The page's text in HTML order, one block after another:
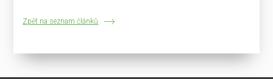
Zpět na seznam článků